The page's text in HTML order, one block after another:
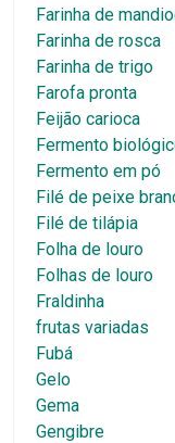
Farinha de
Farinha de rosca
Farinha de trigo
Farofa pronta
Feijão carioca
Fermento
Fermento em pó
Filé de peixe
Filé de tilápia
Folha de louro
Folhas de louro
Fraldinha
frutas variadas
Fubá
Gelo
Gema
Gengibre